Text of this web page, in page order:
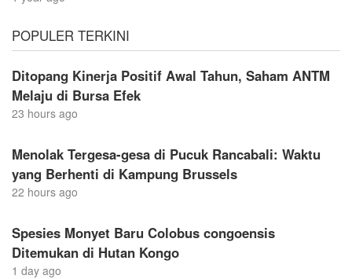
POPULER TERKINI
Ditopang Kinerja Positif Awal Tahun, Saham ANTM
Melaju di Bursa Efek
23 hours ago
Menolak Tergesa-gesa di Pucuk Rancabali: Waktu
yang Berhenti di Kampung Brussels
22 hours ago
Spesies Monyet Baru Colobus congoensis
Ditemukan di Hutan Kongo
1 day ago